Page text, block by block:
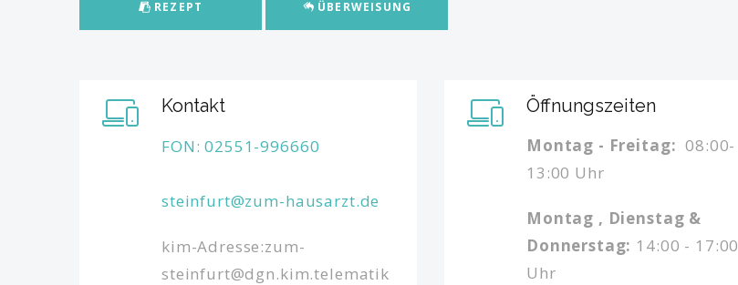
REZEPT ÜBERWEISUNG
Kontakt
FON: 02551-996660
steinfurt@zum-hausarzt.de
kim-Adresse:zum-
steinfurt@dgn.kim.telematik
Öffnungszeiten
Montag - Freitag: 08:00-
13:00 Uhr
Montag , Dienstag &
Donnerstag: 14:00 - 17:00
Uhr